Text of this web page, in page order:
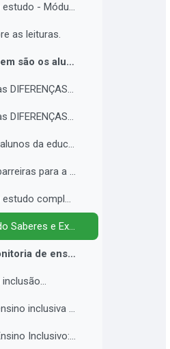
Materiais para estudo - Módulo 2.
as leituras.
Módulo 3: Quem são os alunos da educação inclusiva.
Conhecendo as DIFERENÇAS para promover a IGUALDADE com EQUIDADE.
Conhecendo as DIFERENÇAS para promover a IGUALDADE com EQUIDADE.
Quem são os alunos da educação inclusiva.
As principais barreiras para a inclusão.
Materiais para estudo complementar - Módulo 3.
Compartilhando Saberes e Experiências. 2
Módulo 4: Monitoria de ensino inclusiva no processo formativo de estudantes com Necessidades Educacionais Específicas - NEE no contexto da Educação Profissional e Tecnológica.
Monitoria de ensino inclusiva junto a estudante com Necessidades Educacionais Específicas - NEE no contexto da Educação Profissional e Tecnológica.
Monitoria de Ensino Inclusivo: Conceitos e Objetivos.